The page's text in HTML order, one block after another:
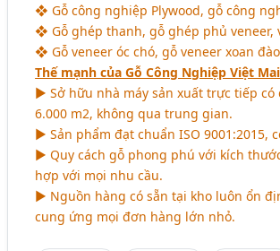
❖ Gỗ công nghiệp Plywood, gỗ công
❖ Gỗ ghép thanh, gỗ ghép phủ veneer,
❖ Gỗ veneer óc chó, gỗ veneer xoan
Thế mạnh của Gỗ Công Nghiệp Việt Mai
► Sở hữu nhà máy sản xuất trực tiếp có
6.000 m2, không qua trung gian.
► Sản phẩm đạt chuẩn ISO 9001:2015,
► Quy cách gỗ phong phú với kích
hợp với mọi nhu cầu.
► Nguồn hàng có sẵn tại kho luôn ổn
cung ứng mọi đơn hàng lớn nhỏ.